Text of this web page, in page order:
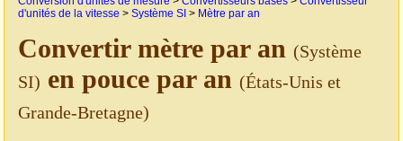
d'unités de la vitesse > Système SI > Mètre par an
Convertir mètre par an (Système
SI) en pouce par an (États-Unis et
Grande-Bretagne)